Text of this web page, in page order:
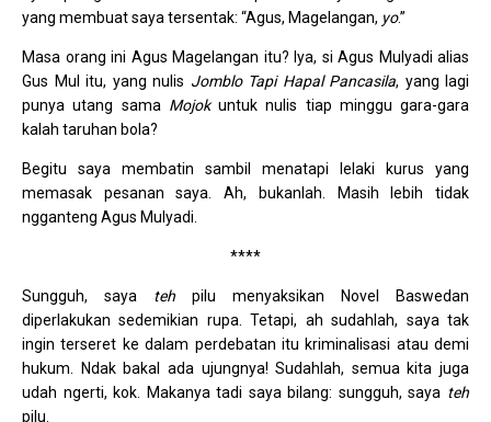
yang membuat saya tersentak: “Agus, Magelangan, yo.”
Masa orang ini Agus Magelangan itu? Iya, si Agus Mulyadi alias
Gus Mul itu, yang nulis Jomblo Tapi Hapal Pancasila, yang lagi
punya utang sama Mojokuntuk nulis tiap minggu gara-gara
kalah taruhan bola?
Begitu saya membatin sambil menatapi lelaki kurus yang
memasak pesanan saya. Ah, bukanlah. Masih lebih tidak
ngganteng Agus Mulyadi.
****
Sungguh, saya teh pilu menyaksikan Novel Baswedan
diperlakukan sedemikian rupa. Tetapi, ah sudahlah, saya tak
ingin terseret ke dalam perdebatan itu kriminalisasi atau demi
hukum. Ndak bakal ada ujungnya! Sudahlah, semua kita juga
udah ngerti, kok. Makanya tadi saya bilang: sungguh, saya teh
pilu.